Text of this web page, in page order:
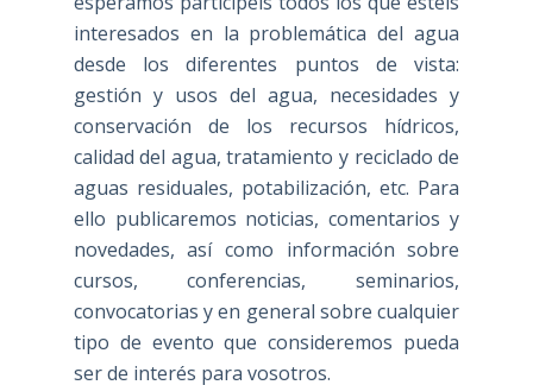
interesados en la problemática del agua
desde los diferentes puntos de vista:
gestión y usos del agua, necesidades y
conservación de los recursos hídricos,
calidad del agua, tratamiento y reciclado de
aguas residuales, potabilización, etc. Para
ello publicaremos noticias, comentarios y
novedades, así como información sobre
cursos, conferencias, seminarios,
convocatorias y en general sobre cualquier
tipo de evento que consideremos pueda
ser de interés para vosotros.